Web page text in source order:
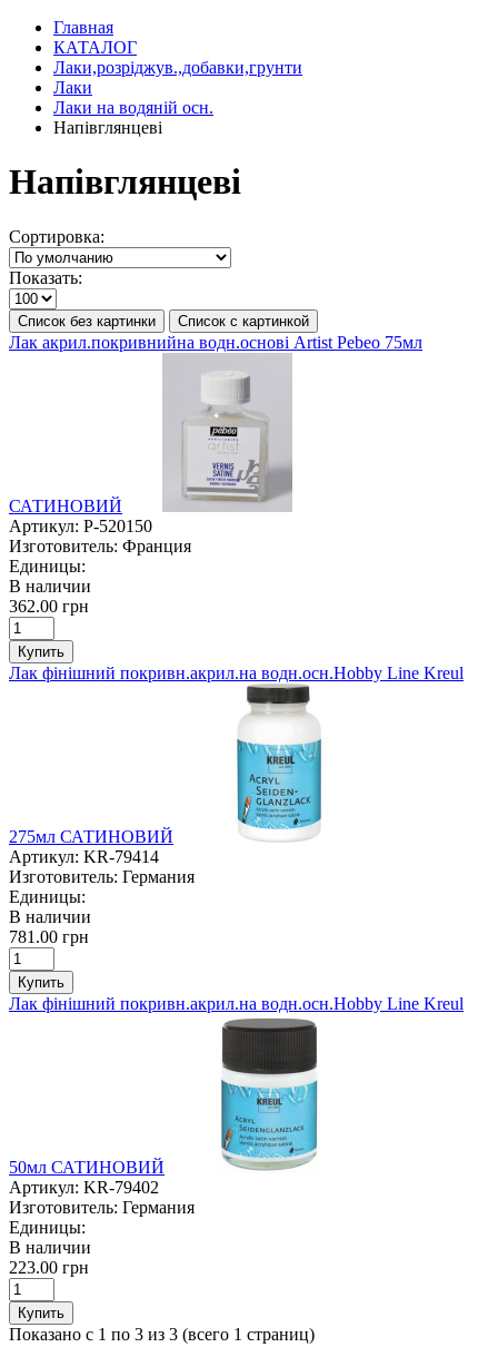
Главная
КАТАЛОГ
Лаки,розріджув.,добавки,грунти
Лаки
Лаки на водяній осн.
Напівглянцеві
Напівглянцеві
Сортировка:
Показать:
Список без картинки Список с картинкой
Лак акрил.покривнийна водн.основі Artist Pebeo 75мл
САТИНОВИЙ
Артикул: P-520150
Изготовитель: Франция
Единицы:
В наличии
362.00 грн
Купить
Лак фінішний покривн.акрил.на водн.осн.Hobby Line Kreul
275мл САТИНОВИЙ
Артикул: KR-79414
Изготовитель: Германия
Единицы:
В наличии
781.00 грн
Купить
Лак фінішний покривн.акрил.на водн.осн.Hobby Line Kreul
50мл САТИНОВИЙ
Артикул: KR-79402
Изготовитель: Германия
Единицы:
В наличии
223.00 грн
Купить
Показано с 1 по 3 из 3 (всего 1 страниц)